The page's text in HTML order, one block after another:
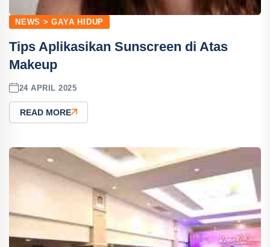
NEWS > GAYA HIDUP
Tips Aplikasikan Sunscreen di Atas
Makeup
24 APRIL 2025
READ MORE